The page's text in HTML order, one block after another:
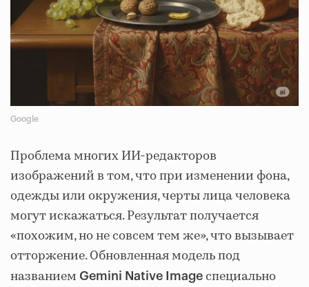
Google
Проблема многих ИИ-редакторов
изображений в том, что при изменении фона,
одежды или окружения, черты лица человека
могут искажаться. Результат получается
«похожим, но не совсем тем же», что вызывает
отторжение. Обновленная модель под
названием Gemini Native Image специально